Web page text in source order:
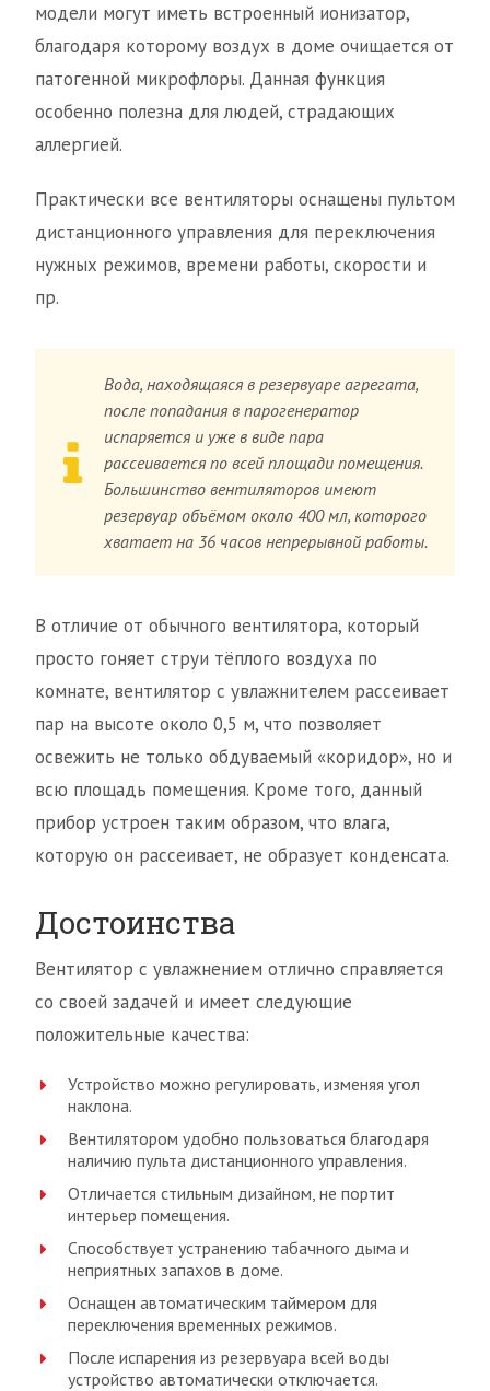
модели могут иметь встроенный ионизатор,
благодаря которому воздух в доме очищается от
патогенной микрофлоры. Данная функция
особенно полезна для людей, страдающих
аллергией.
Практически все вентиляторы оснащены пультом
дистанционного управления для переключения
нужных режимов, времени работы, скорости и
пр.
Вода, находящаяся в резервуаре агрегата,
после попадания в парогенератор
испаряется и уже в виде пара
рассеивается по всей площади помещения.
Большинство вентиляторов имеют
резервуар объёмом около 400 мл, которого
хватает на 36 часов непрерывной работы.
В отличие от обычного вентилятора, который
просто гоняет струи тёплого воздуха по
комнате, вентилятор с увлажнителем рассеивает
пар на высоте около 0,5 м, что позволяет
освежить не только обдуваемый «коридор», но и
всю площадь помещения. Кроме того, данный
прибор устроен таким образом, что влага,
которую он рассеивает, не образует конденсата.
Достоинства
Вентилятор с увлажнением отлично справляется
со своей задачей и имеет следующие
положительные качества:
Устройство можно регулировать, изменяя угол
наклона.
Вентилятором удобно пользоваться благодаря
наличию пульта дистанционного управления.
Отличается стильным дизайном, не портит
интерьер помещения.
Способствует устранению табачного дыма и
неприятных запахов в доме.
Оснащен автоматическим таймером для
переключения временных режимов.
После испарения из резервуара всей воды
устройство автоматически отключается.